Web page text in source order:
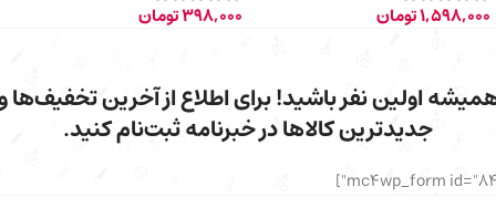
1,598,000تومان
398,000تومان
اولین نفر باشید! برای اطلاع از آخرین تخفیف‌ها
جدیدترین کالاها در خبرنامه ثبت‌نام کنید.